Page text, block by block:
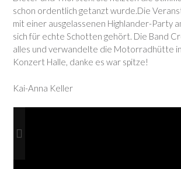
schon ordentlich getanzt wurde.Die
mit einer ausgelassenen Highlander-Party
sich für echte Schotten gehört. Die Band
alles und verwandelte die Motorradhütte
Konzert Halle, danke es war spitze!
Kai-Anna Keller